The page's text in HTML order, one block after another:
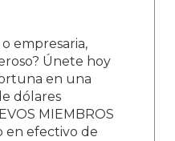
empresaria,
Únete hoy
en una
dólares
MIEMBROS
en efectivo de